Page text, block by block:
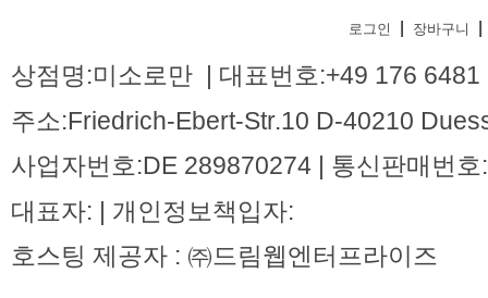
로그인 장바구니
상점명:미소로만 | 대표번호:+49 176 6481
주소:Friedrich-Ebert-Str.10 D-40210
사업자번호:DE 289870274 | 통신판매번호:
대표자: | 개인정보책입자:
호스팅 제공자 : ㈜드림웹엔터프라이즈